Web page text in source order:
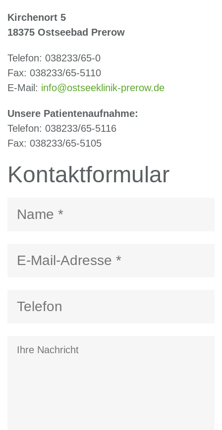
Kirchenort 5
18375 Ostseebad Prerow
Telefon: 038233/65-0
Fax: 038233/65-5110
E-Mail: info@ostseeklinik-prerow.de
Unsere Patientenaufnahme:
Telefon: 038233/65-5116
Fax: 038233/65-5105
Kontaktformular